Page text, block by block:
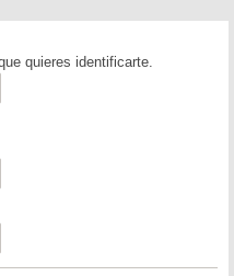
quieres identificarte.